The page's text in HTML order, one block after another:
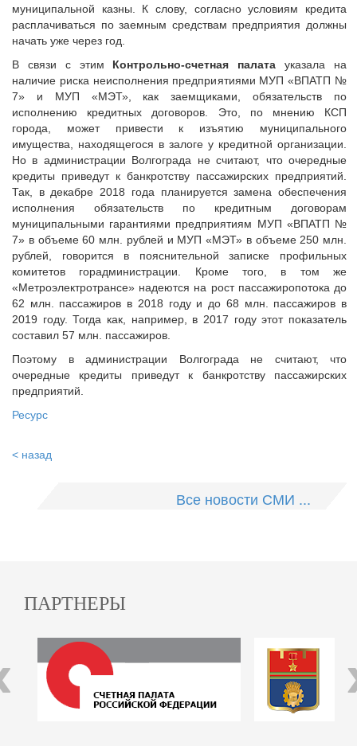
муниципальной казны. К слову, согласно условиям кредита
расплачиваться по заемным средствам предприятия должны
начать уже через год.
В связи с этим Контрольно-счетная палата указала на
наличие риска неисполнения предприятиями МУП «ВПАТП №
7» и МУП «МЭТ», как заемщиками, обязательств по
исполнению кредитных договоров. Это, по мнению КСП
города, может привести к изъятию муниципального
имущества, находящегося в залоге у кредитной организации.
Но в администрации Волгограда не считают, что очередные
кредиты приведут к банкротству пассажирских предприятий.
Так, в декабре 2018 года планируется замена обеспечения
исполнения обязательств по кредитным договорам
муниципальными гарантиями предприятиям МУП «ВПАТП №
7» в объеме 60 млн. рублей и МУП «МЭТ» в объеме 250 млн.
рублей, говорится в пояснительной записке профильных
комитетов горадминистрации. Кроме того, в том же
«Метроэлектротрансе» надеются на рост пассажиропотока до
62 млн. пассажиров в 2018 году и до 68 млн. пассажиров в
2019 году. Тогда как, например, в 2017 году этот показатель
составил 57 млн. пассажиров.
Поэтому в администрации Волгограда не считают, что
очередные кредиты приведут к банкротству пассажирских
предприятий.
Ресурс
< назад
Все новости СМИ ...
ПАРТНЕРЫ